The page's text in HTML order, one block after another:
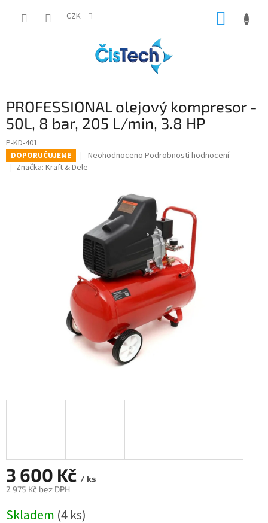
CZK
PROFESSIONAL olejový kompresor -
50L, 8 bar, 205 L/min, 3.8 HP
P-KD-401
DOPORUČUJEME
Průměrné
hodnocení
hvězdiček.
Neohodnoceno Podrobnosti hodnocení
Značka: Kraft & Dele
3 600 Kč / ks
2 975 Kč bez DPH
cena:
Skladem (4 ks)